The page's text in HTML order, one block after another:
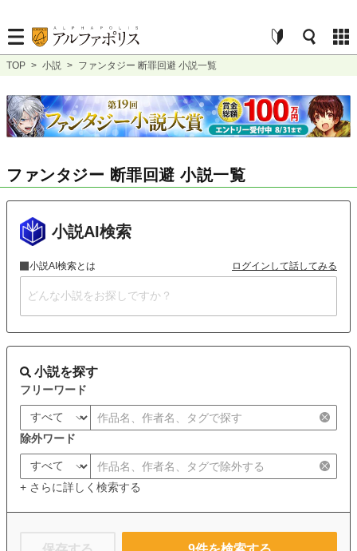
TOP > 小説 > ファンタジー 断罪回避 小説一覧
ファンタジー 断罪回避 小説一覧
小説AI検索
小説AI検索とは ログインして話してみる
小説を探す
フリーワード
除外ワード
+ さらに詳しく検索する